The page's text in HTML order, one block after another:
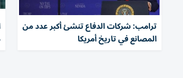
ترامب: شركات الدفاع تنشئ أكبر عدد من
المصانع في تاريخ أمريكا